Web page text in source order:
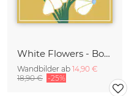
White Flowers - Botany no2
Wandbilder ab 14,90 €
18,90 € -25%